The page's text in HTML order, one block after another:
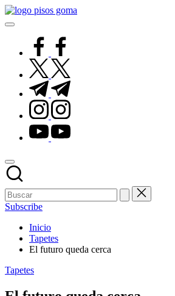
Saltar
al
facebook.com
twitter.com
t.me
instagram.com
youtube.com
Subscribe
Inicio
Tapetes
El futuro queda cerca
Publicado
Tapetes